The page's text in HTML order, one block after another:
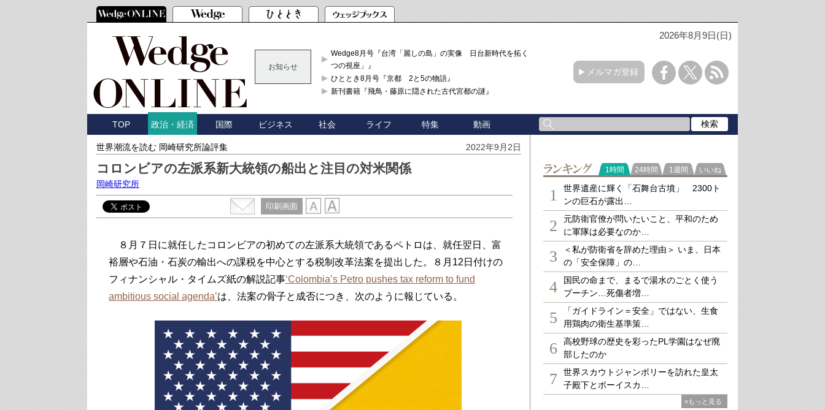
2026年8月9日(日)
お知らせ
Wedge8月号『台湾「麗しの島」の実像 日台新時代を拓く「3
つの視座」』
ひととき8月号『京都 2と5の物語』
新刊書籍『飛鳥・藤原に隠された古代宮都の謎』
メルマガ登録
TOP 政治・経済 国際 ビジネス 社会 ライフ 特集 動画
世界潮流を読む 岡崎研究所論評集 2022年9月2日
コロンビアの左派系新大統領の船出と注目の対米関係
岡崎研究所
印刷画面
８月７日に就任したコロンビアの初めての左派系大統領であるペトロは、就任翌日、富
裕層や石油・石炭の輸出への課税を中心とする税制改革法案を提出した。８月12日付けの
フィナンシャル・タイムズ紙の解説記事‘Colombia’s Petro pushes tax reform to fund
ambitious social agenda’は、法案の骨子と成否につき、次のように報じている。
ランキング
1時間 24時間 1週間 いいね
1
世界遺産に輝く「石舞台古墳」 2300ト
ンの巨石が露出…
2
元防衛官僚が問いたいこと、平和のため
に軍隊は必要なのか…
3
＜私が防衛省を辞めた理由＞ いま、日本
の「安全保障」の…
4
国民の命まで、まるで湯水のごとく使う
プーチン…死傷者増…
5
「ガイドライン＝安全」ではない、生食
用鶏肉の衛生基準策…
6
高校野球の歴史を彩ったPL学園はなぜ廃
部したのか
7
世界スカウトジャンボリーを訪れた皇太
子殿下とボーイスカ…
»もっと見る